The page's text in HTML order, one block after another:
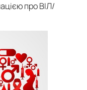
про ВІЛ/